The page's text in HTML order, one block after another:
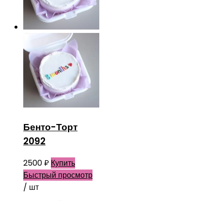
Бенто-Торт
2092
2500₽ Купить
Быстрый просмотр
/ шт